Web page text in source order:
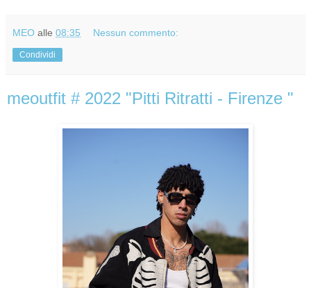
MEO alle 08:35 Nessun commento:
Condividi
meoutfit # 2022 "Pitti Ritratti - Firenze "